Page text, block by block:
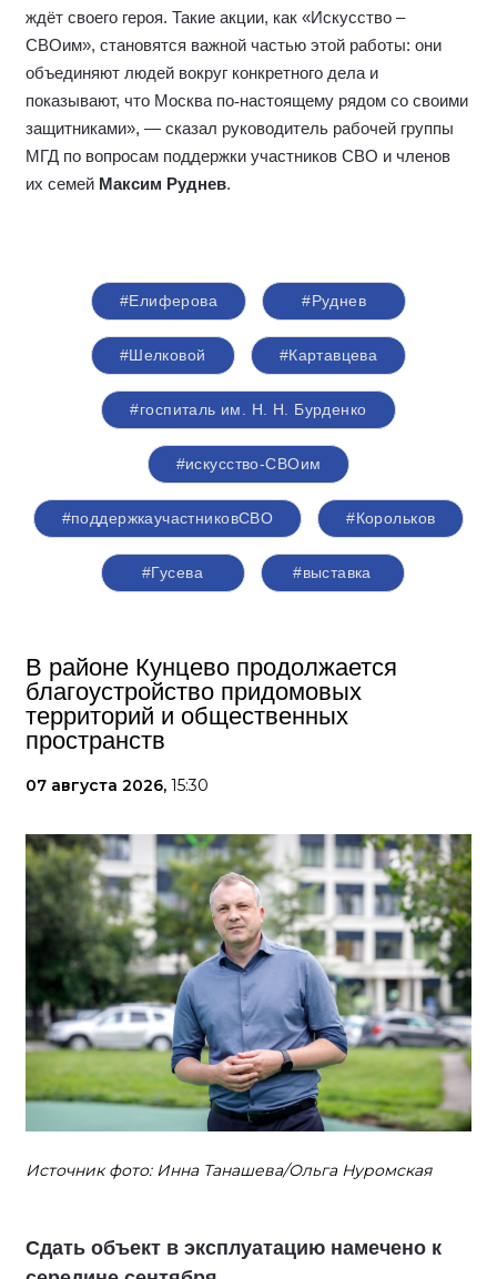
ждёт своего героя. Такие акции, как «Искусство –
СВОим», становятся важной частью этой работы: они
объединяют людей вокруг конкретного дела и
показывают, что Москва по‑настоящему рядом со своими
защитниками», — сказал руководитель рабочей группы
МГД по вопросам поддержки участников СВО и членов
их семей Максим Руднев.
#Елиферова #Руднев
#Шелковой #Картавцева
#госпиталь им. Н. Н. Бурденко
#искусство-СВОим
#поддержкаучастниковСВО #Корольков
#Гусева #выставка
В районе Кунцево продолжается
благоустройство придомовых
территорий и общественных
пространств
07 августа 2026, 15:30
Источник фото: Инна Танашева/Ольга Нуромская
Сдать объект в эксплуатацию намечено к